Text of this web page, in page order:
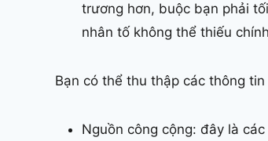
trương hơn, buộc bạn phải
nhân tố không thể thiếu
Bạn có thể thu thập các thông
Nguồn công cộng: đây là